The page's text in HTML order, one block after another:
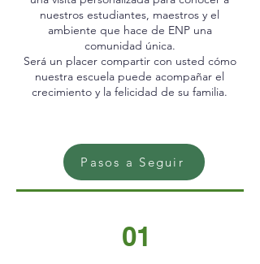
nuestros estudiantes, maestros y el
ambiente que hace de ENP una
comunidad única.
Será un placer compartir con usted cómo
nuestra escuela puede acompañar el
crecimiento y la felicidad de su familia.
Pasos a Seguir
01